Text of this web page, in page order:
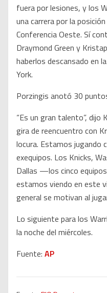
fuera por lesiones, y los
una carrera por la
Conferencia Oeste. Sí
Draymond Green y
haberlos descansado en
York.
Porzingis anotó 30
“Es un gran talento”, dijo
gira de reencuentro con
locura. Estamos jugando
exequipos. Los Knicks,
Dallas —los cinco
estamos viendo en este
general se motivan al
Lo siguiente para los
la noche del miércoles.
Fuente: AP